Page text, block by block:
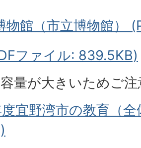
物館（市立博物館）
ファイル: 839.5KB)
容量が大きいためご
宜野湾市の教育（